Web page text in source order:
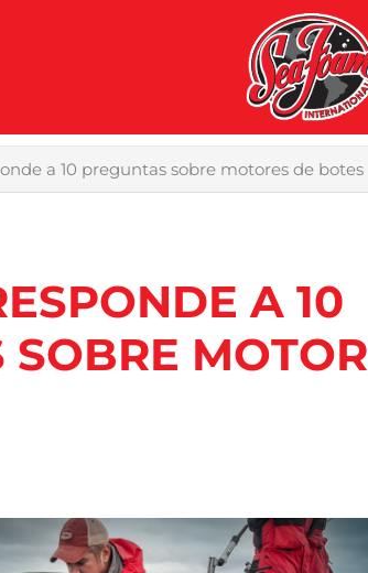
a 10 preguntas sobre motores de botes
A 10
SOBRE